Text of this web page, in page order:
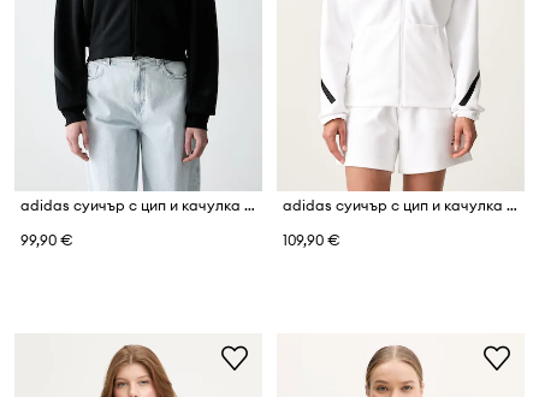
adidas суичър с цип и качулка дамски с памук Z.N.E
99,90 €
adidas суичър с цип и качулка дамски Z.N.E
109,90 €